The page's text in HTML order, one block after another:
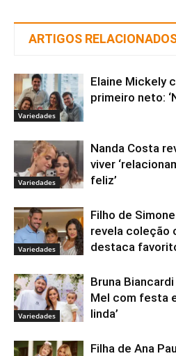
ARTIGOS
Variedades
Elaine Mickely
primeiro neto:
Variedades
Nanda Costa
viver
feliz’
Variedades
Filho de
revela coleção
destaca
Variedades
Bruna
Mel com festa
linda’
Filha de Ana